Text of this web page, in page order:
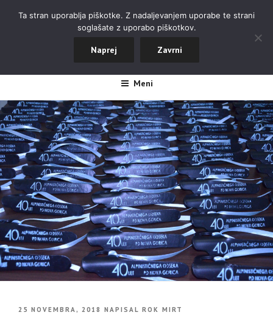
ALPINISTIČNI ODSEK NOVA
Meni
OBJAVLJENO
25 NOVEMBRA, 2018 NAPISAL ROK MIRT
Ta stran uporablja piškotke. Z nadaljevanjem uporabe te strani
soglašate z uporabo piškotkov.
Naprej Zavrni